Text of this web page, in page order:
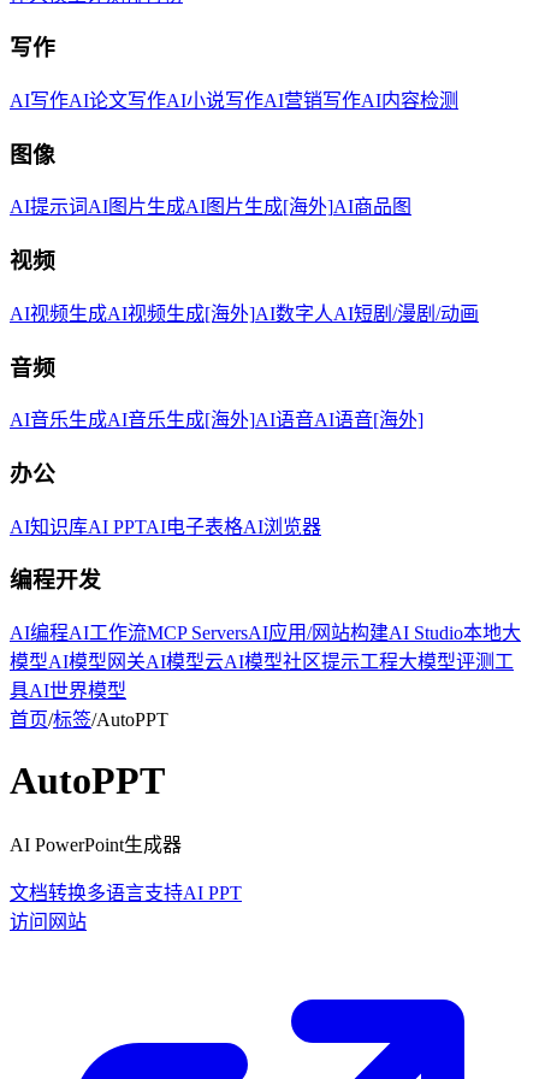
写作
AI写作AI论文写作AI小说写作AI营销写作AI内容检测
图像
AI提示词AI图片生成AI图片生成[海外]AI商品图
视频
AI视频生成AI视频生成[海外]AI数字人AI短剧/漫剧/动画
音频
AI音乐生成AI音乐生成[海外]AI语音AI语音[海外]
办公
AI知识库AI PPTAI电子表格AI浏览器
编程开发
AI编程AI工作流MCP ServersAI应用/网站构建AI Studio本地大
模型AI模型网关AI模型云AI模型社区提示工程大模型评测工
具AI世界模型
首页/标签/AutoPPT
AutoPPT
AI PowerPoint生成器
文档转换多语言支持AI PPT
访问网站